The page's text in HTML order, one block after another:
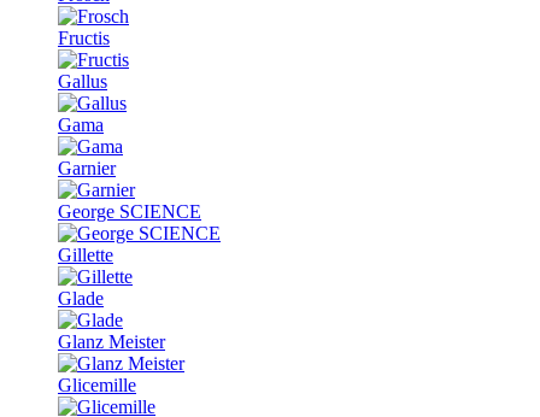
Fructis
Gallus
Gama
Garnier
George SCIENCE
Gillette
Glade
Glanz Meister
Glicemille